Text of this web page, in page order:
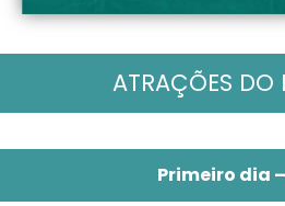
ATRAÇÕES DO
Primeiro dia –